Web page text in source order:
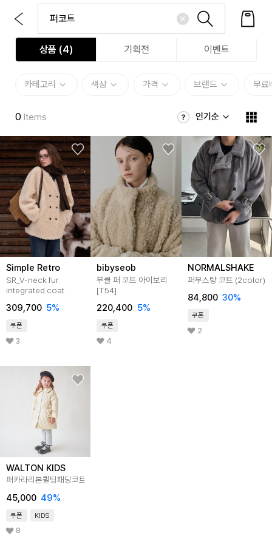
상품 (4) 기획전 이벤트
카테고리 색상 가격 브랜드 무료
0 Items 인기순
Simple Retro
SR_V-neck fur
integrated coat
309,700 5%
쿠폰
3
bibyseob
부클 퍼 코트 아이보리
[T54]
220,400 5%
쿠폰
4
NORMALSHAKE
퍼무스탕 코트 (2color)
84,800 30%
쿠폰
2
WALTON KIDS
퍼카라리본퀼팅패딩코트
45,000 49%
쿠폰 KIDS
8